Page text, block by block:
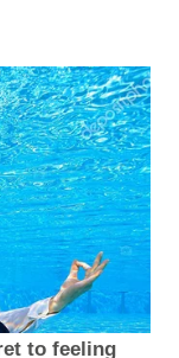
to feeling